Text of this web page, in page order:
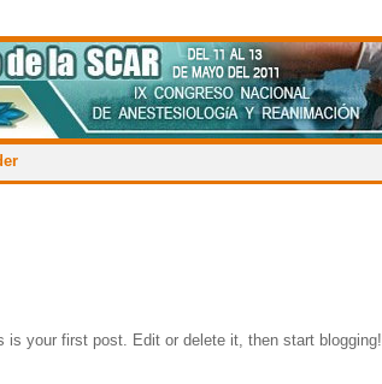
is your first post. Edit or delete it, then start blogging!